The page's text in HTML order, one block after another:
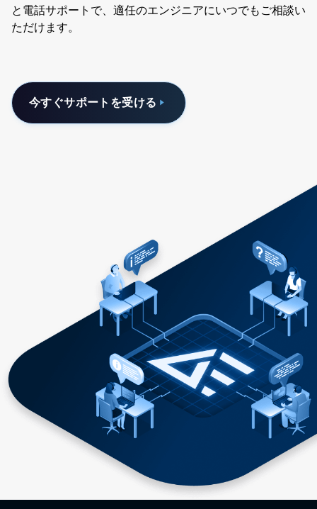
と電話サポートで、適任のエンジニアにいつでもご相談い
ただけます。
今すぐサポートを受ける